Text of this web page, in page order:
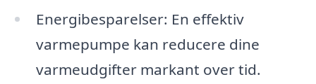
Energibesparelser: En effektiv
varmepumpe kan reducere dine
varmeudgifter markant over tid.